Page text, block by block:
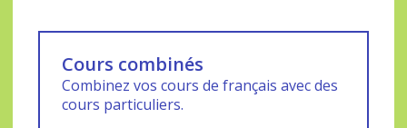
Cours combinés
Combinez vos cours de français avec des
cours particuliers.